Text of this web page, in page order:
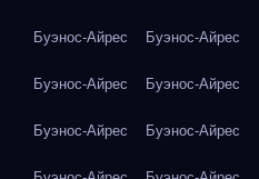
Буэнос-Айрес Буэнос-Айрес
Буэнос-Айрес Буэнос-Айрес
Буэнос-Айрес Буэнос-Айрес